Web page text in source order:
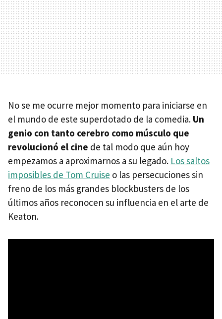
No se me ocurre mejor momento para iniciarse en
el mundo de este superdotado de la comedia. Un
genio con tanto cerebro como músculo que
revolucionó el cine de tal modo que aún hoy
empezamos a aproximarnos a su legado. Los saltos
imposibles de Tom Cruise o las persecuciones sin
freno de los más grandes blockbusters de los
últimos años reconocen su influencia en el arte de
Keaton.